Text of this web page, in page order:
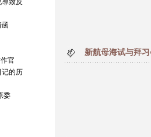
致反
函
官
记的历
委
新航母海试与拜